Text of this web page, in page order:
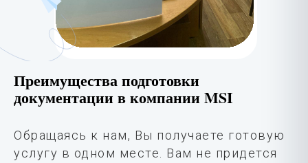
Преимущества подготовки
документации в компании MSI
Обращаясь к нам, Вы получаете готовую
услугу в одном месте. Вам не придется